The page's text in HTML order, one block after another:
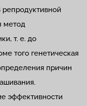
метод
т. е. до
того генетическая
причин
эффективности